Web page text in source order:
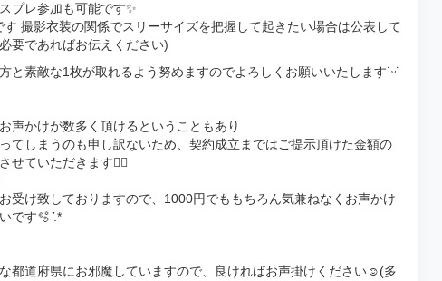
プレ参加も可能です✨
撮影衣装の関係でスリーサイズを把握して起きたい場合は公表して
要であればお伝えください)
と素敵な1枚が取れるよう努めますのでよろしくお願いいたします˙ᵕ˙
声かけが数多く頂けるということもあり
てしまうのも申し訳ないため、契約成立まではご提示頂けた金額の
せていただきます🙇‍♀️
受け致しておりますので、1000円でももちろん気兼ねなくお声かけ
です🫧 ͛.*
都道府県にお邪魔していますので、良ければお声掛けください☺️(多